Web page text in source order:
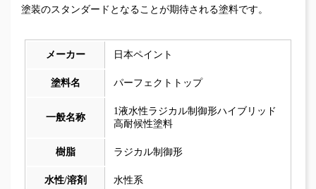
塗装のスタンダードとなることが期待される塗料です。
メーカー 日本ペイント
塗料名 パーフェクトトップ
一般名称
1液水性ラジカル制御形ハイブリッド
高耐候性塗料
樹脂 ラジカル制御形
水性/溶剤 水性系